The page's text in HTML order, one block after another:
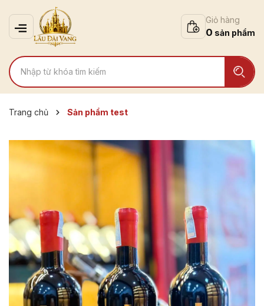
Giỏ hàng
0
Trang chủ Sản phẩm test